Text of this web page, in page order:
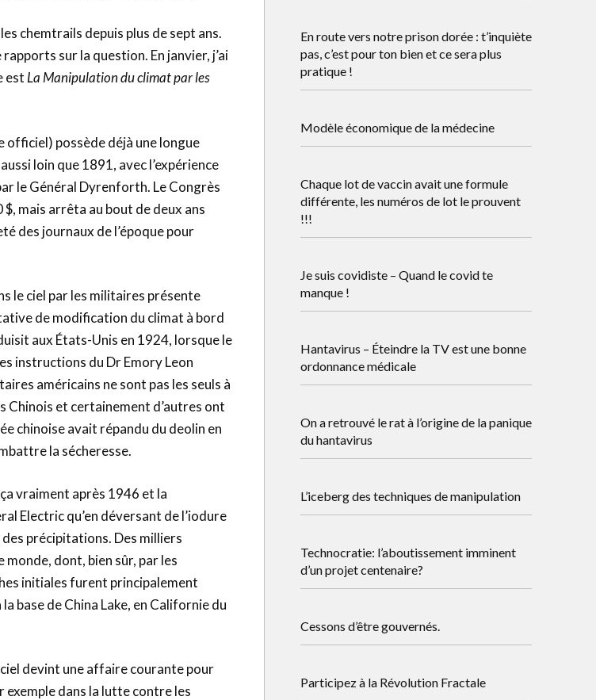
chemtrails depuis plus de sept ans.
sur la question. En janvier, j’ai
est La Manipulation du climat par les
officiel) possède déjà une longue
loin que 1891, avec l’expérience
le Général Dyrenforth. Le Congrès
mais arrêta au bout de deux ans
des journaux de l’époque pour
le ciel par les militaires présente
de modification du climat à bord
aux États-Unis en 1924, lorsque le
instructions du Dr Emory Leon
américains ne sont pas les seuls à
Chinois et certainement d’autres ont
chinoise avait répandu du deolin en
la sécheresse.
vraiment après 1946 et la
Electric qu’en déversant de l’iodure
des précipitations. Des milliers
monde, dont, bien sûr, par les
initiales furent principalement
base de China Lake, en Californie du
devint une affaire courante pour
dans la lutte contre les
En route vers notre prison dorée : t’inquiète
pas, c’est pour ton bien et ce sera plus
pratique !
Modèle économique de la médecine
Chaque lot de vaccin avait une formule
différente, les numéros de lot le prouvent
!!!
Je suis covidiste – Quand le covid te
manque !
Hantavirus – Éteindre la TV est une bonne
ordonnance médicale
On a retrouvé le rat à l’origine de la panique
du hantavirus
L’iceberg des techniques de manipulation
Technocratie: l’aboutissement imminent
d’un projet centenaire?
Cessons d’être gouvernés.
Participez à la Révolution Fractale